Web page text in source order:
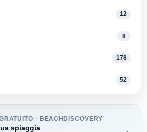
12
8
178
52
· BEACHDISCOVERY
spiaggia